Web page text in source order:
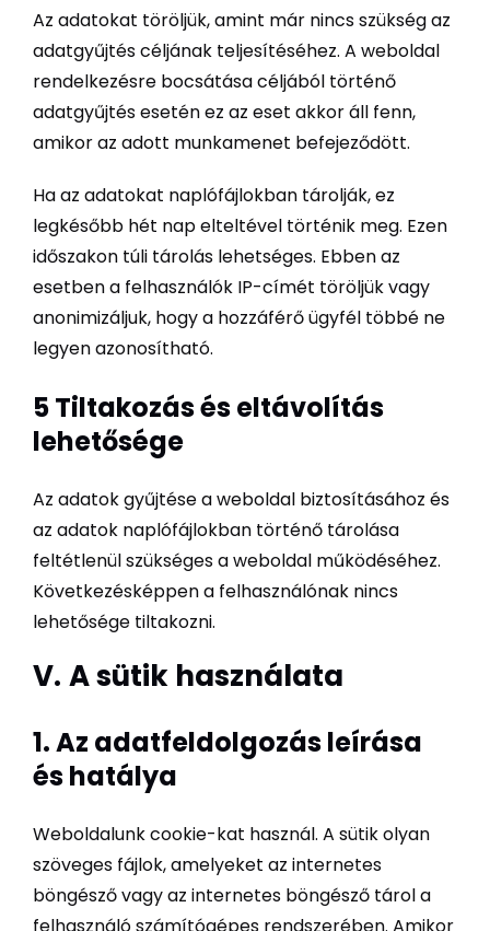
Az adatokat töröljük, amint már nincs szükség az
adatgyűjtés céljának teljesítéséhez. A weboldal
rendelkezésre bocsátása céljából történő
adatgyűjtés esetén ez az eset akkor áll fenn,
amikor az adott munkamenet befejeződött.
Ha az adatokat naplófájlokban tárolják, ez
legkésőbb hét nap elteltével történik meg. Ezen
időszakon túli tárolás lehetséges. Ebben az
esetben a felhasználók IP-címét töröljük vagy
anonimizáljuk, hogy a hozzáférő ügyfél többé ne
legyen azonosítható.
5 Tiltakozás és eltávolítás
lehetősége
Az adatok gyűjtése a weboldal biztosításához és
az adatok naplófájlokban történő tárolása
feltétlenül szükséges a weboldal működéséhez.
Következésképpen a felhasználónak nincs
lehetősége tiltakozni.
V. A sütik használata
1. Az adatfeldolgozás leírása
és hatálya
Weboldalunk cookie-kat használ. A sütik olyan
szöveges fájlok, amelyeket az internetes
böngésző vagy az internetes böngésző tárol a
felhasználó számítógépes rendszerében. Amikor